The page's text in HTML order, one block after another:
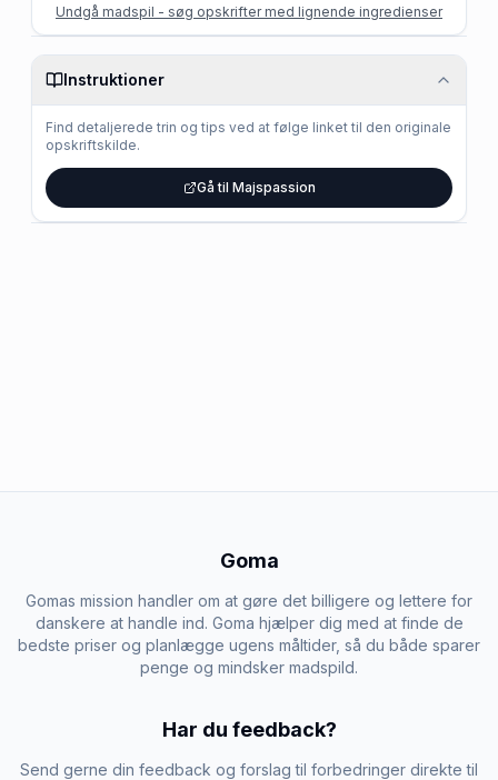
Undgå madspil - søg opskrifter med lignende ingredienser
Instruktioner
Find detaljerede trin og tips ved at følge linket til den originale
opskriftskilde.
Gå til Majspassion
Goma
Gomas mission handler om at gøre det billigere og lettere for
danskere at handle ind. Goma hjælper dig med at finde de
bedste priser og planlægge ugens måltider, så du både sparer
penge og mindsker madspild.
Har du feedback?
Send gerne din feedback og forslag til forbedringer direkte til